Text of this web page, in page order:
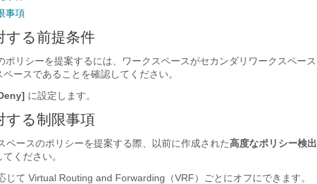
事項
する前提条件
ポリシーを提案するには、ワークスペースがセカンダリワークスペース
ースであることを確認してください。
に設定します。
する制限事項
ペースのポリシーを提案する際、以前に作成された高度なポリシー検出
ください。
じて Virtual Routing and Forwarding（VRF）ごとにオフにできます。